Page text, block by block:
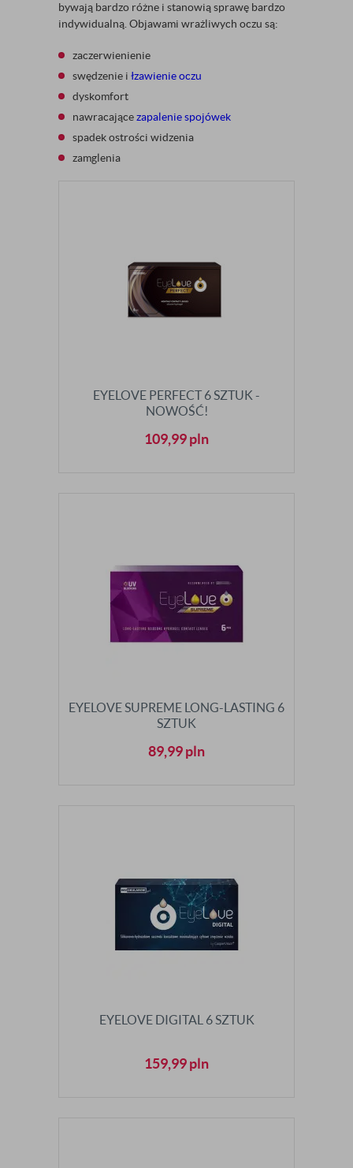
bywają bardzo różne i stanowią sprawę bardzo
indywidualną. Objawami wrażliwych oczu są:
zaczerwienienie
swędzenie i łzawienie oczu
dyskomfort
nawracającezapalenie spojówek
spadek ostrości widzenia
zamglenia
EYELOVE PERFECT 6 SZTUK -
NOWOŚĆ!
109,99pln
EYELOVE SUPREME LONG-LASTING 6
SZTUK
89,99pln
EYELOVE DIGITAL 6 SZTUK
159,99pln